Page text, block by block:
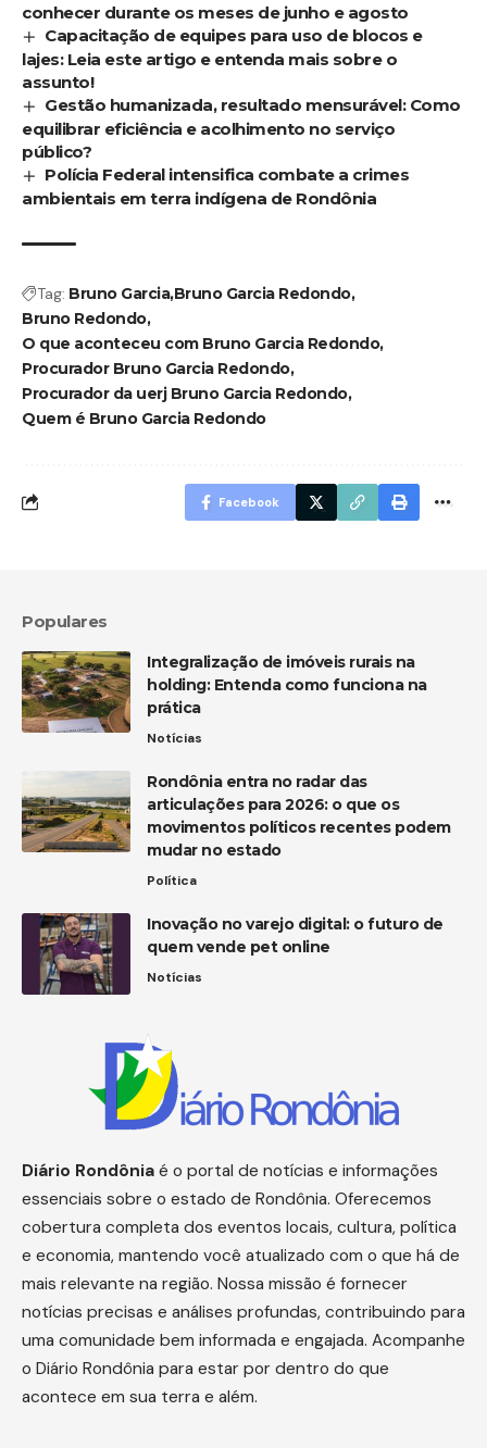
conhecer durante os meses de junho e agosto
Capacitação de equipes para uso de blocos e
lajes: Leia este artigo e entenda mais sobre o
assunto!
Gestão humanizada, resultado mensurável: Como
equilibrar eficiência e acolhimento no serviço
público?
Polícia Federal intensifica combate a crimes
ambientais em terra indígena de Rondônia
Tag: Bruno GarciaBruno Garcia Redondo
Bruno Redondo
O que aconteceu com Bruno Garcia Redondo
Procurador Bruno Garcia Redondo
Procurador da uerj Bruno Garcia Redondo
Quem é Bruno Garcia Redondo
Facebook
Populares
Integralização de imóveis rurais na
holding: Entenda como funciona na
prática
Notícias
Rondônia entra no radar das
articulações para 2026: o que os
movimentos políticos recentes podem
mudar no estado
Política
Inovação no varejo digital: o futuro de
quem vende pet online
Notícias
Diário Rondôniaé o portal de notícias e informações
essenciais sobre o estado de Rondônia. Oferecemos
cobertura completa dos eventos locais, cultura, política
e economia, mantendo você atualizado com o que há de
mais relevante na região. Nossa missão é fornecer
notícias precisas e análises profundas, contribuindo para
uma comunidade bem informada e engajada. Acompanhe
o Diário Rondônia para estar por dentro do que
acontece em sua terra e além.